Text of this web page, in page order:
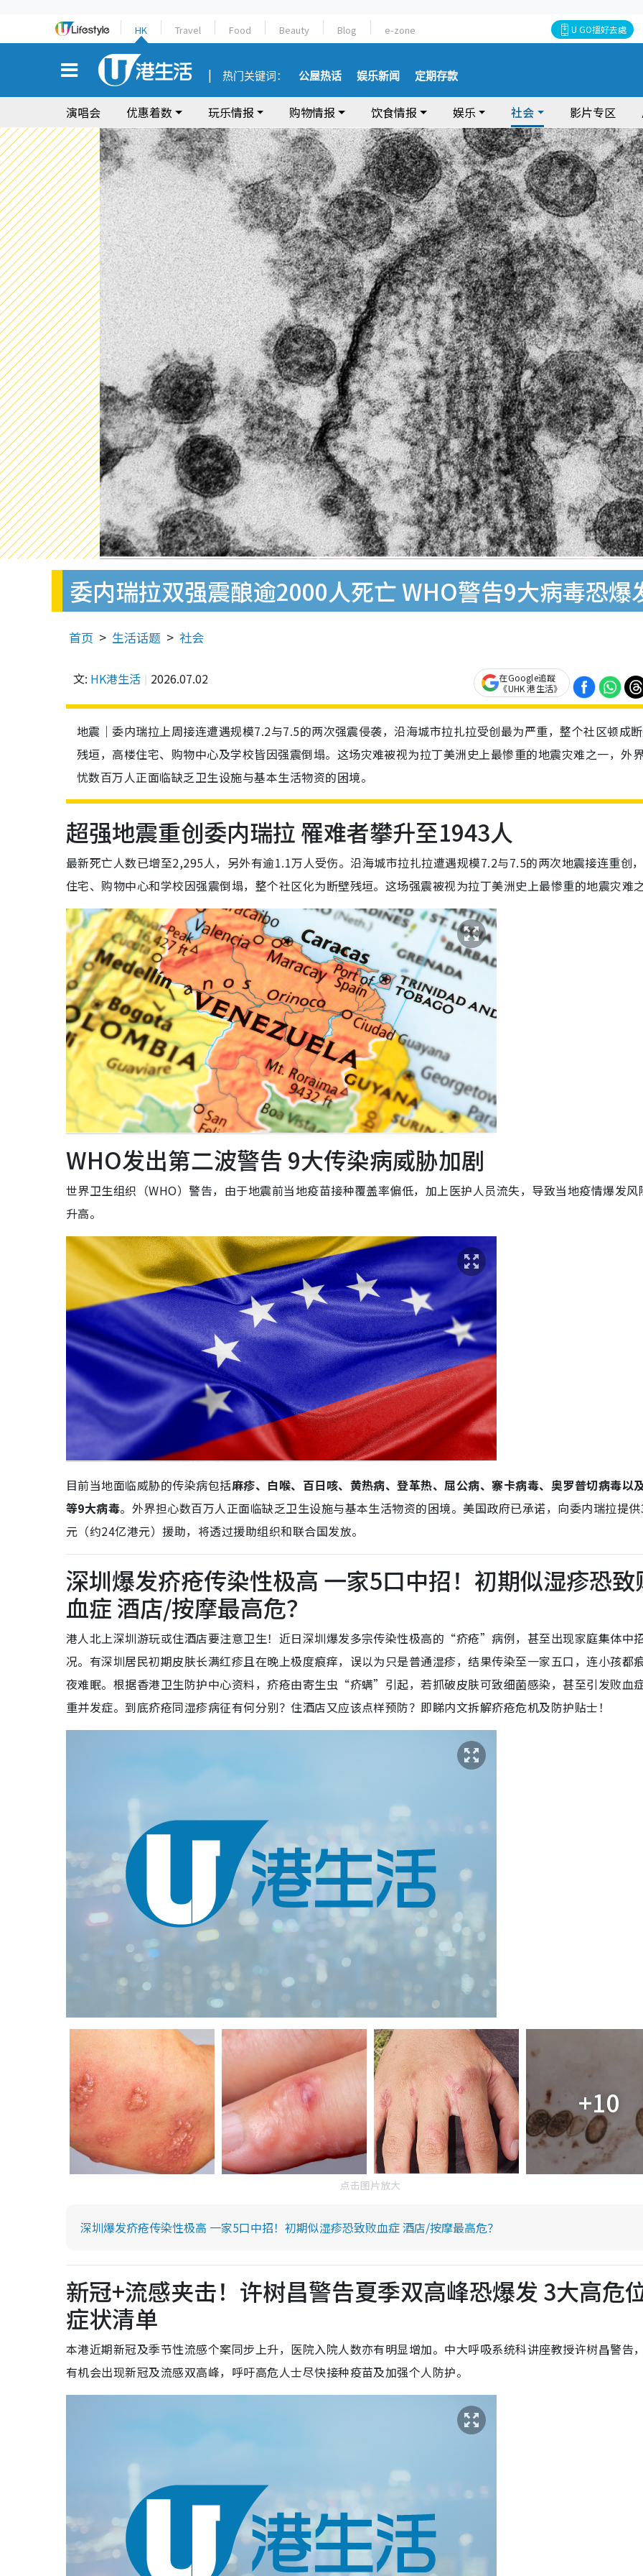
HK Travel Food Beauty Blog e-zone U GO搵好去處
热门关键词： 公屋热话 娱乐新闻 定期存款
演唱会 优惠着数 玩乐情报 购物情报 饮食情报 娱乐 社会 影片专区
委内瑞拉双强震酿逾2000人死亡 WHO警告9大病毒恐
首页 生活话题 社会
文: HK港生活 2026.07.02
在Google追蹤
《UHK 港生活》
地震｜委内瑞拉上周接连遭遇规模7.2与7.5的两次强震侵袭，沿海城市拉扎拉受创最为严重，整个社区顿成
残垣，高楼住宅、购物中心及学校皆因强震倒塌。这场灾难被视为拉丁美洲史上最惨重的地震灾难之一，外
忧数百万人正面临缺乏卫生设施与基本生活物资的困境。
超强地震重创委内瑞拉 罹难者攀升至1943人
最新死亡人数已增至2,295人，另外有逾1.1万人受伤。沿海城市拉扎拉遭遇规模7.2与7.5的两次地震接连重创
住宅、购物中心和学校因强震倒塌，整个社区化为断壁残垣。这场强震被视为拉丁美洲史上最惨重的地震灾难
WHO发出第二波警告 9大传染病威胁加剧
世界卫生组织（WHO）警告，由于地震前当地疫苗接种覆盖率偏低，加上医护人员流失，导致当地疫情爆发风
升高。
目前当地面临威胁的传染病包括麻疹、白喉、百日咳、黄热病、登革热、屈公病、寨卡病毒、奥罗普切病毒以
等9大病毒。外界担心数百万人正面临缺乏卫生设施与基本生活物资的困境。美国政府已承诺，向委内瑞拉提
元（约24亿港元）援助，将透过援助组织和联合国发放。
深圳爆发疥疮传染性极高 一家5口中招！初期似湿疹恐致
血症 酒店/按摩最高危？
港人北上深圳游玩或住酒店要注意卫生！近日深圳爆发多宗传染性极高的“疥疮”病例，甚至出现家庭集体中
况。有深圳居民初期皮肤长满红疹且在晚上极度痕痒，误以为只是普通湿疹，结果传染至一家五口，连小孩都
夜难眠。根据香港卫生防护中心资料，疥疮由寄生虫“疥螨”引起，若抓破皮肤可致细菌感染，甚至引发败血
重并发症。到底疥疮同湿疹病征有何分别？住酒店又应该点样预防？即睇内文拆解疥疮危机及防护贴士！
+10
点击图片放大
深圳爆发疥疮传染性极高 一家5口中招！初期似湿疹恐致败血症 酒店/按摩最高危？
新冠+流感夹击！许树昌警告夏季双高峰恐爆发 3大高危
症状清单
本港近期新冠及季节性流感个案同步上升，医院入院人数亦有明显增加。中大呼吸系统科讲座教授许树昌警告
有机会出现新冠及流感双高峰，呼吁高危人士尽快接种疫苗及加强个人防护。